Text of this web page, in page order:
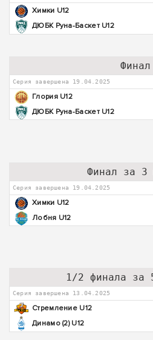
Химки U12
ДЮБК Руна-Баскет U12
Финал
Серия завершена 19.04.2025
Глория U12
ДЮБК Руна-Баскет U12
Финал за 3
Серия завершена 19.04.2025
Химки U12
Лобня U12
1/2 финала за
Серия завершена 13.04.2025
Стремление U12
Динамо (2) U12